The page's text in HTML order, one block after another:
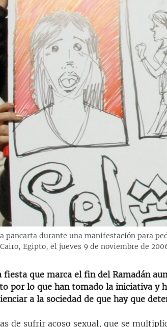
pancarta durante una manifestación para
Egipto, el jueves 9 de noviembre de
fiesta que marca el fin del Ramadán
por lo que han tomado la iniciativa y
a la sociedad de que hay que
de sufrir acoso sexual, que se